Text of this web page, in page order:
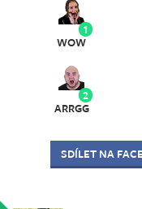
1
WOW
2
ARRGG
SDÍLET NA